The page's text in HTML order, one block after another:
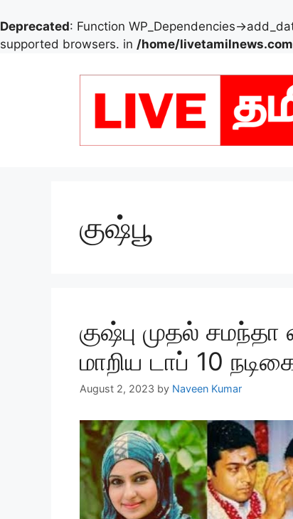
Deprecated: Function WP_Dependencies-
supported browsers. in /home/
குஷ்பூ
குஷ்பு முதல்
மாறிய டாப் 10
August 2, 2023 by Naveen Kumar